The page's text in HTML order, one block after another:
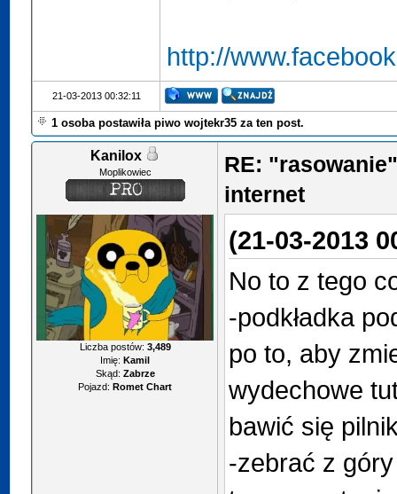
http://
21-03-2013 00:32:11
1 osoba postawiła piwo wojtekr35 za ten post.
Kanilox
Moplikowiec
Liczba postów: 3,489
Imię: Kamil
Skąd: Zabrze
Pojazd: Romet Chart
RE:
internet
(21-03-2013
No to z tego
-podkładka
po to, aby
wydechowe
bawić się
-zebrać z